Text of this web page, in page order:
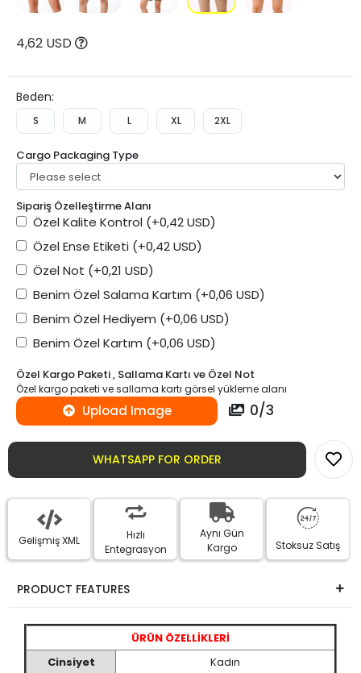
4,62 USD
Beden:
S M L XL 2XL
Cargo Packaging Type
Sipariş Özelleştirme Alanı
Özel Kalite Kontrol (+0,42 USD)
Özel Ense Etiketi (+0,42 USD)
Özel Not (+0,21 USD)
Benim Özel Salama Kartım (+0,06 USD)
Benim Özel Hediyem (+0,06 USD)
Benim Özel Kartım (+0,06 USD)
Özel Kargo Paketi , Sallama Kartı ve Özel Not
Özel kargo paketi ve sallama kartı görsel yükleme alanı
Upload Image 0/3
WHATSAPP FOR ORDER
Gelişmiş XML
Hızlı
Entegrasyon
Aynı Gün
Kargo
Stoksuz Satış
PRODUCT FEATURES
ÜRÜN ÖZELLİKLERİ
Cinsiyet
Kadın